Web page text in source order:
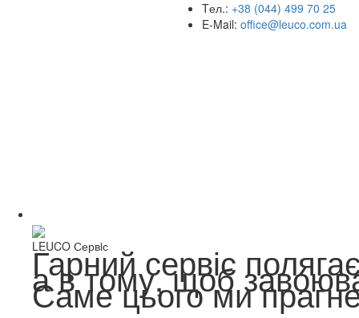
Tел.: +38 (044) 499 70 25
E-Mail: office@leuco.com.ua
LEUCO Сервiс
Гарний сервіс
а в тому, щоб
Саме цього ми